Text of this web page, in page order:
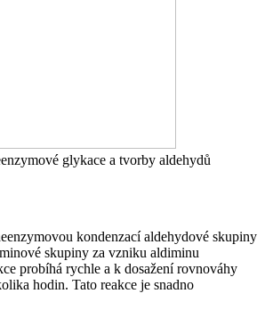
glykace a tvorby aldehydů
kondenzací aldehydové skupiny
skupiny za vzniku aldiminu
probíhá rychle a k dosažení rovnováhy
hodin. Tato reakce je snadno